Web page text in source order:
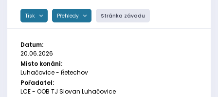
Tisk Přehledy Stránka závodu
Datum:
20.06.2026
Místo konání:
Luhačovice - Řetechov
Pořadatel:
LCE - OOB TJ Slovan Luhačovice